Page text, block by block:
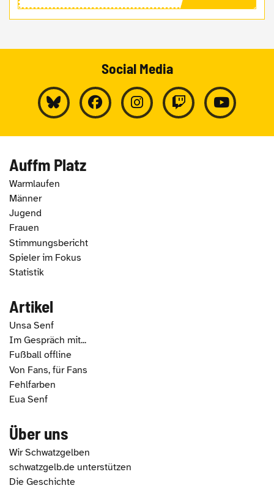
Social Media
Auffm Platz
Warmlaufen
Männer
Jugend
Frauen
Stimmungsbericht
Spieler im Fokus
Statistik
Artikel
Unsa Senf
Im Gespräch mit...
Fußball offline
Von Fans, für Fans
Fehlfarben
Eua Senf
Über uns
Wir Schwatzgelben
schwatzgelb.de unterstützen
Die Geschichte